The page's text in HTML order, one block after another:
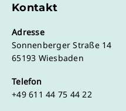
Kontakt
Adresse
Sonnenberger Straße 14
65193 Wiesbaden
Telefon
+49 611 44 75 44 22